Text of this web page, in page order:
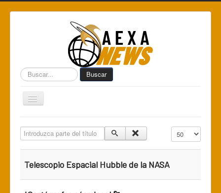
Buscar... Buscar
Toggle
Navigation
Centro de Informática AEXA
AEXA USA
Introduzca parte del título Cantidad a
Telescopio Espacial Hubble de la NASA